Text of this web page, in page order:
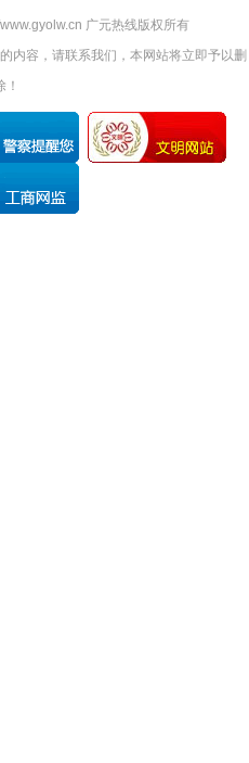
广元热线版权所有
内容，请联系我们，本网站将立即予以删
！